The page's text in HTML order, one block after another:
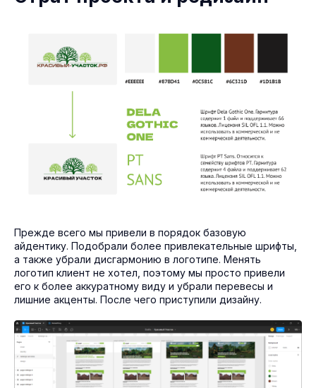
Прежде всего мы привели в порядок базовую
айдентику. Подобрали более привлекательные шрифты,
а также убрали дисгармонию в логотипе. Менять
логотип клиент не хотел, поэтому мы просто привели
его к более аккуратному виду и убрали перевесы и
лишние акценты. После чего приступили дизайну.